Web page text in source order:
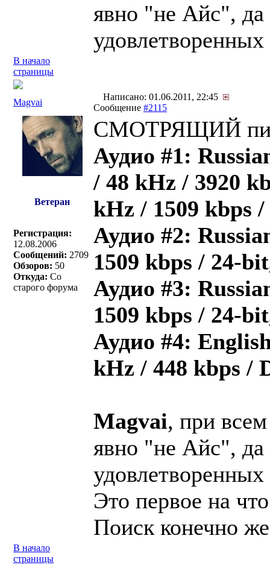
явно "не Айс",
удовлетворенных
В начало
страницы
Magvai
Написано: 01.06.2011, 22:45
Сообщение #2115
Ветеран
Регистрация:
12.08.2006
Сообщений: 2709
Обзоров: 50
Откуда: Со
старого форума
СМОТРЯЩИЙ
Аудио #1:
/ 48 kHz / 3920
kHz / 1509 kbps
Аудио #2:
1509 kbps / 24-
Аудио #3:
1509 kbps / 24-
Аудио #4:
kHz / 448 kbps /
Magvai, при
явно "не Айс",
удовлетворенных
Это первое на
Поиск конечно
В начало
страницы